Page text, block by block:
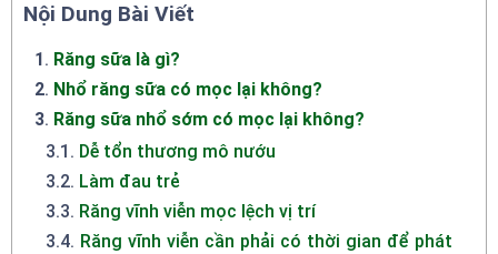
Nội Dung Bài Viết
1. Răng sữa là gì?
2. Nhổ răng sữa có mọc lại không?
3. Răng sữa nhổ sớm có mọc lại không?
3.1 . Dễ tổn thương mô nướu
3.2. Làm đau trẻ
3.3. Răng vĩnh viễn mọc lệch vị trí
3.4. Răng vĩnh viễn cần phải có thời gian để phát